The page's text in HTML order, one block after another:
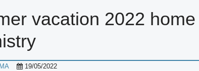
vacation 2022
19/05/2022